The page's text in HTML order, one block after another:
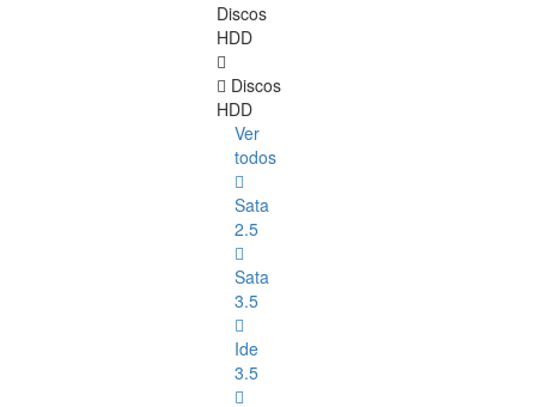
Discos
HDD
Discos
HDD
Ver
todos
Sata
2.5
Sata
3.5
Ide
3.5